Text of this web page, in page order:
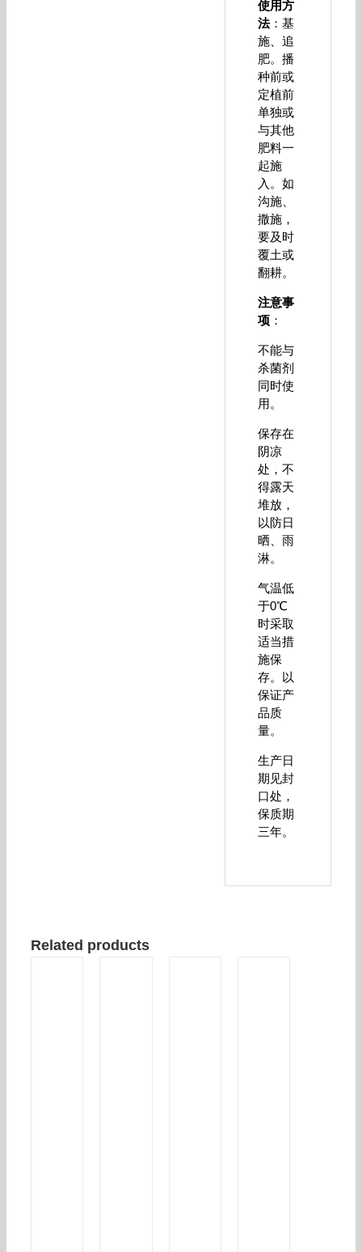
使用方
法：基
施、追
肥。播
种前或
定植前
单独或
与其他
肥料一
起施
入。如
沟施、
撒施，
要及时
覆土或
翻耕。
注意事
项 ：
不能与
杀菌剂
同时使
用。
保存在
阴凉
处，不
得露天
堆放，
以防日
晒、雨
淋。
气温低
于0℃
时采取
适当措
施保
存。以
保证产
品质
量。
生产日
期见封
口处，
保质期
三年。
Related products